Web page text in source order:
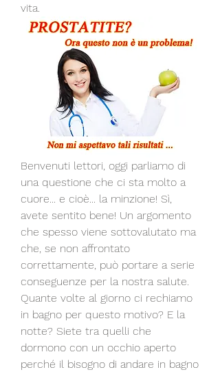
vita.
Benvenuti lettori, oggi parliamo di
una questione che ci sta molto a
cuore... e cioè... la minzione! Sì,
avete sentito bene! Un argomento
che spesso viene sottovalutato ma
che, se non affrontato
correttamente, può portare a serie
conseguenze per la nostra salute.
Quante volte al giorno ci rechiamo
in bagno per questo motivo? E la
notte? Siete tra quelli che
dormono con un occhio aperto
perché il bisogno di andare in bagno